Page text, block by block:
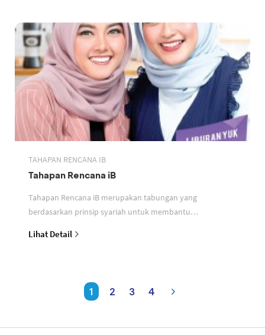
TAHAPAN RENCANA IB
Tahapan Rencana iB
Tahapan Rencana iB merupakan tabungan yang
berdasarkan prinsip syariah untuk membantu
Lihat Detail
1 2 3 4